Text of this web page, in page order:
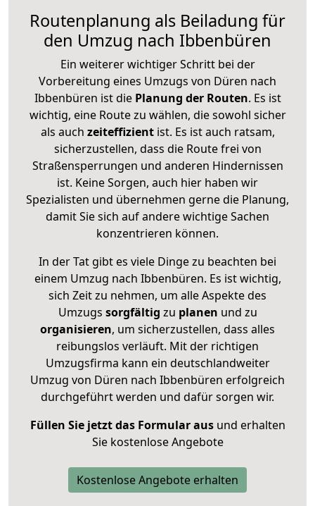
Routenplanung als Beiladung für
den Umzug nach Ibbenbüren
Ein weiterer wichtiger Schritt bei der
Vorbereitung eines Umzugs von Düren nach
Ibbenbüren ist diePlanung der Routen. Es ist
wichtig, eine Route zu wählen, die sowohl sicher
als auch zeiteffizientist. Es ist auch ratsam,
sicherzustellen, dass die Route frei von
Straßensperrungen und anderen Hindernissen
ist. Keine Sorgen, auch hier haben wir
Spezialisten und übernehmen gerne die Planung,
damit Sie sich auf andere wichtige Sachen
konzentrieren können.
In der Tat gibt es viele Dinge zu beachten bei
einem Umzug nach Ibbenbüren. Es ist wichtig,
sich Zeit zu nehmen, um alle Aspekte des
Umzugs sorgfältig zu planen und zu
organisieren, um sicherzustellen, dass alles
reibungslos verläuft. Mit der richtigen
Umzugsfirma kann ein deutschlandweiter
Umzug von Düren nach Ibbenbüren erfolgreich
durchgeführt werden und dafür sorgen wir.
Füllen Sie jetzt das Formular ausund erhalten
Sie kostenlose Angebote
Kostenlose Angebote erhalten